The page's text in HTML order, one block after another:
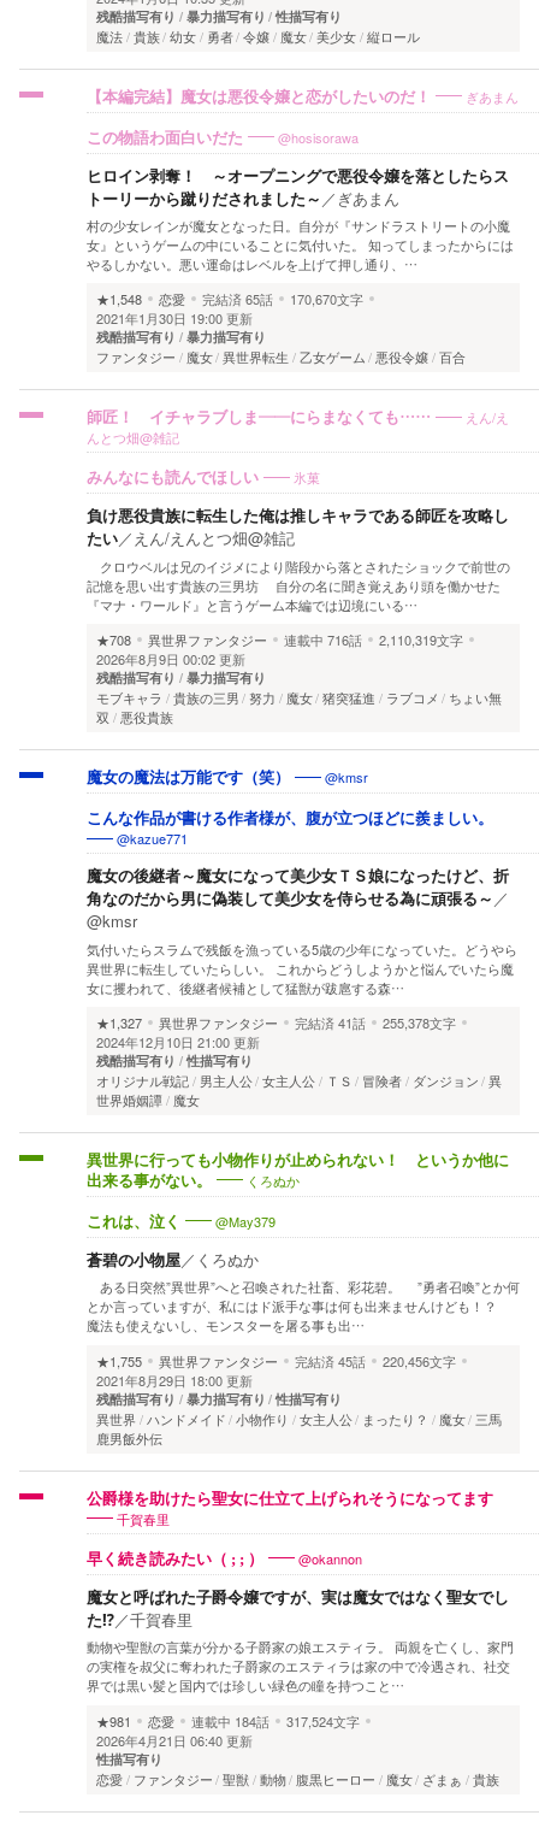
残酷描写有り 暴力描写有り 性描写有り
魔法 貴族 幼女 勇者 令嬢 魔女 美少女 縦ロール
【本編完結】魔女は悪役令嬢と恋がしたいのだ！ ぎあまん
この物語わ面白いだた @hosisorawa
ヒロイン剥奪！ ～オープニングで悪役令嬢を落としたらス
トーリーから蹴りだされました～ ／ ぎあまん
村の少女レインが魔女となった日。自分が『サンドラストリートの小魔
女』というゲームの中にいることに気付いた。 知ってしまったからには
やるしかない。悪い運命はレベルを上げて押し通り、…
★1,548
恋愛 完結済65話
170,670文字
2021年1月30日 19:00 更新
残酷描写有り 暴力描写有り
ファンタジー 魔女 異世界転生 乙女ゲーム 悪役令嬢 百合
師匠！ イチャラブしま――にらまなくても……
えん/え
んとつ畑@雑記
みんなにも読んでほしい 氷菓
負け悪役貴族に転生した俺は推しキャラである師匠を攻略し
たい／ えん/えんとつ畑@雑記
クロウベルは兄のイジメにより階段から落とされたショックで前世の
記憶を思い出す貴族の三男坊 自分の名に聞き覚えあり頭を働かせた
『マナ・ワールド』と言うゲーム本編では辺境にいる…
★708
異世界ファンタジー 連載中 716話
2,110,319文字
2026年8月9日 00:02 更新
残酷描写有り 暴力描写有り
モブキャラ 貴族の三男 努力 魔女 猪突猛進 ラブコメ
ちょい無
双
悪役貴族
魔女の魔法は万能です（笑） @kmsr
こんな作品が書ける作者様が、腹が立つほどに羨ましい。
@kazue771
魔女の後継者～魔女になって美少女ＴＳ娘になったけど、折
角なのだから男に偽装して美少女を侍らせる為に頑張る～ ／
@kmsr
気付いたらスラムで残飯を漁っている5歳の少年になっていた。どうやら
異世界に転生していたらしい。 これからどうしようかと悩んでいたら魔
女に攫われて、後継者候補として猛獣が跋扈する森…
★1,327
異世界ファンタジー 完結済41話
255,378文字
2024年12月10日 21:00 更新
残酷描写有り 性描写有り
オリジナル戦記 男主人公 女主人公 ＴＳ 冒険者 ダンジョン 異
世界婚姻譚
魔女
異世界に行っても小物作りが止められない！ というか他に
出来る事がない。
くろぬか
これは、泣く @May379
蒼碧の小物屋／ くろぬか
ある日突然”異世界”へと召喚された社畜、彩花碧。 ”勇者召喚”とか何
とか言っていますが、私にはド派手な事は何も出来ませんけども！？
魔法も使えないし、モンスターを屠る事も出…
★1,755
異世界ファンタジー 完結済45話
220,456文字
2021年8月29日 18:00 更新
残酷描写有り 暴力描写有り 性描写有り
異世界 ハンドメイド 小物作り 女主人公 まったり？ 魔女 三馬
鹿男飯外伝
公爵様を助けたら聖女に仕立て上げられそうになってます
千賀春里
早く続き読みたい（ ; ; ） @okannon
魔女と呼ばれた子爵令嬢ですが、実は魔女ではなく聖女でし
た⁉／千賀春里
動物や聖獣の言葉が分かる子爵家の娘エスティラ。 両親を亡くし、家門
の実権を叔父に奪われた子爵家のエスティラは家の中で冷遇され、社交
界では黒い髪と国内では珍しい緑色の瞳を持つこと…
★981
恋愛 連載中 184話
317,524文字
2026年4月21日 06:40 更新
性描写有り
恋愛 ファンタジー 聖獣 動物 腹黒ヒーロー 魔女 ざまぁ 貴族